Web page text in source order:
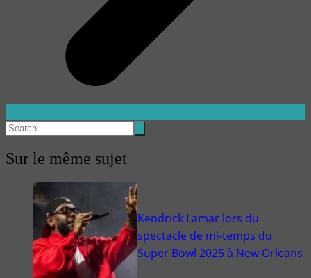
Sur le même sujet
Kendrick Lamar lors du
spectacle de mi-temps du
Super Bowl 2025 à New Orleans